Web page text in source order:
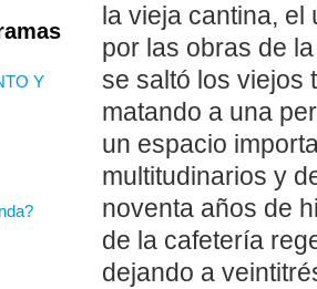
la vieja cantina,
por las obras de
se saltó los viejos
matando a una
un espacio
multitudinarios y
noventa años de
de la cafetería
dejando a
Y